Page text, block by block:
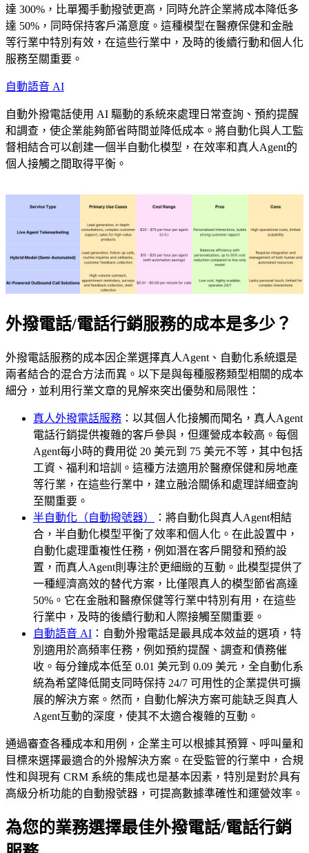
達 300%，比單獨手動撥號更高，同時允許企業將成本降低多
達 50%，同時保持客戶滿意度。這種模型在醫療保健和金融
等行業中特別有效，在這些行業中，及時的後續行動和個人化
服務至關重要。
自動語音 AI
自動外撥電話使用 AI 驅動的系統來處理日常查詢、預約提醒
和調查，使企業能夠節省時間並降低成本。將自動化與人工監
督相結合可以創建一個半自動化模型，在效率和真人Agent的
個人接觸之間取得平衡。
外撥電話/電話行銷服務的成本是多少？
外撥電話服務的成本因企業選擇真人Agent、自動化系統還是
兩者結合的混合方法而異。以下是與每種服務類型相關的成本
細分，並利用行業文章的見解來突出優勢和局限性：
真人外撥電話服務 ：以其個人化接觸而聞名，真人Agent
電話行銷提供複雜的客戶參與，但運營成本較高。每個
Agent每小時的費用從 20 美元到 75 美元不等，其中包括
工資、福利和培訓。這種方法適用於醫療保健和房地產
等行業，在這些行業中，建立融洽關係和處理詳細查詢
至關重要。
半自動化（自動撥號器）
：將自動化與真人Agent相結
合，半自動化模型平衡了效率和個人化。在此設置中，
自動化處理重複性任務，例如潛在客戶開發和預約設
置，而真人Agent則專注於更細緻的互動。此模型提供了
一種經濟高效的替代方案，比僅限真人的模型節省高達
50%。它在金融和醫療保健等行業中特別有用，在這些
行業中，及時的後續行動和人際接觸至關重要。
自動語音 AI ：自動外撥電話是最具成本效益的選項，特
別適用於高頻率任務，例如預約提醒、調查和債務催
收。每分鐘成本低至 0.01 美元到 0.09 美元，全自動化系
統為希望降低開支同時保持 24/7 可用性的企業提供可擴
展的解決方案。然而，自動化解決方案可能缺乏與真人
Agent互動的深度，使其不太適合複雜的互動。
通過審查各種成本和用例，企業主可以根據其預算、呼叫量和
目標來選擇最適合的外撥解決方案。在受監管的行業中，合規
性和與現有 CRM 系統的集成也是基本因素，特別是對於具有
高級分析功能的自動撥號器，可提高數據準確性和運營效率。
為您的業務選擇最佳外撥電話/電話行銷